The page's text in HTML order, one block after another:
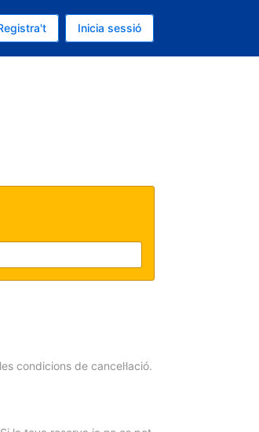
Units
Inicia sessió
condicions de cancel·lació.